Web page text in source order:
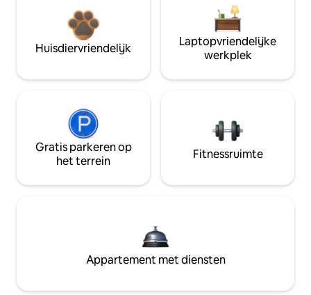
Huisdiervriendelijk
Laptopvriendelijke
werkplek
Gratis parkeren op
het terrein
Fitnessruimte
Appartement met diensten